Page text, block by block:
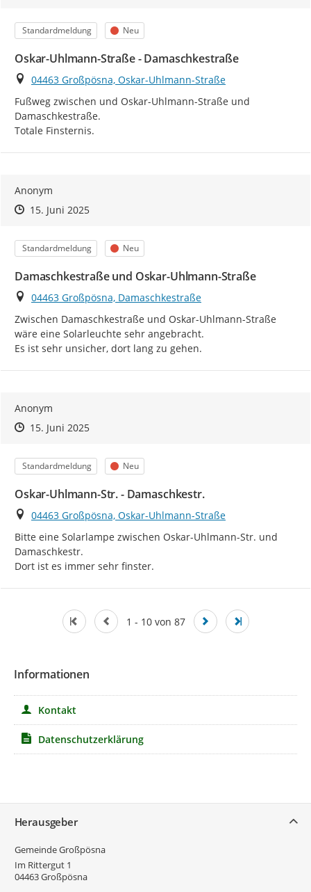
Kategorie
Standardmeldung Status
Neu
Oskar-Uhlmann-Straße - Damaschkestraße
Ort
04463 Großpösna, Oskar-Uhlmann-Straße
Fußweg zwischen und Oskar-Uhlmann-Straße und
Damaschkestraße.
Totale Finsternis.
Anonym
Zeitpunkt des Erstellens
Zeitpunkt des Erstellens
15. Juni 2025Zur Äußerung
Kategorie
Standardmeldung Status
Neu
Damaschkestraße und Oskar-Uhlmann-Straße
Ort
04463 Großpösna, Damaschkestraße
Zwischen Damaschkestraße und Oskar-Uhlmann-Straße
wäre eine Solarleuchte sehr angebracht.
Es ist sehr unsicher, dort lang zu gehen.
Anonym
Zeitpunkt des Erstellens
Zeitpunkt des Erstellens
15. Juni 2025Zur Äußerung
Kategorie
Standardmeldung Status
Neu
Oskar-Uhlmann-Str. - Damaschkestr.
Ort
04463 Großpösna, Oskar-Uhlmann-Straße
Bitte eine Solarlampe zwischen Oskar-Uhlmann-Str. und
Damaschkestr.
Dort ist es immer sehr finster.
1 - 10 von 87
Informationen
Kontakt
Datenschutzerklärung
Herausgeber
Gemeinde Großpösna
Im Rittergut 1
04463Großpösna